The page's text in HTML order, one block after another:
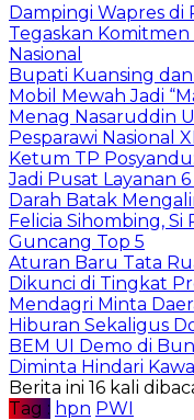
Dampingi Wapres di
Tegaskan
Nasional
Bupati Kuansing
Mobil Mewah Jadi
Menag Nasaruddin
Pesparawi Nasional
Ketum TP
Jadi Pusat Layanan
Darah Batak
Felicia Sihombing, Si
Guncang Top 5
Aturan Baru Tata
Dikunci di Tingkat
Mendagri Minta
Hiburan Sekaligus
BEM UI Demo di
Diminta Hindari
Berita ini 16 kali
Tag : hpn PWI